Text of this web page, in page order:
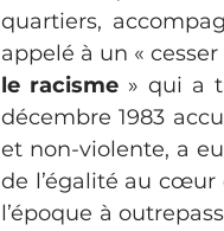
quartiers,
appelé à un «
le racisme » qui a
décembre 1983
et non-violente, a
de l’égalité au cœur
l’époque à